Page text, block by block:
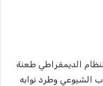
الديمقراطي طعنة
الشيوعي وطرد نوابه